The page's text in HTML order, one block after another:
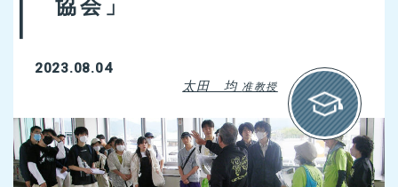
協会」
太田 均 准教授
2023.08.04